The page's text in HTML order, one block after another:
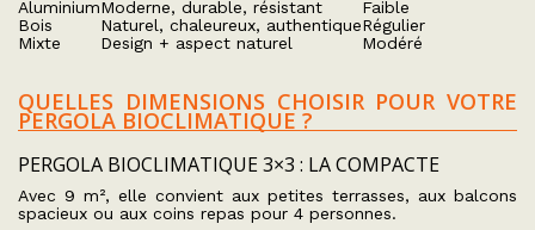
AluminiumModerne, durable, résistant
Faible
Bois
Naturel, chaleureux, authentiqueRégulier
Mixte
Design + aspect naturel Modéré
QUELLES DIMENSIONS CHOISIR POUR VOTRE
PERGOLA BIOCLIMATIQUE ?
PERGOLA BIOCLIMATIQUE 3×3 : LA COMPACTE
Avec 9 m², elle convient aux petites terrasses, aux balcons
spacieux ou aux coins repas pour 4 personnes.